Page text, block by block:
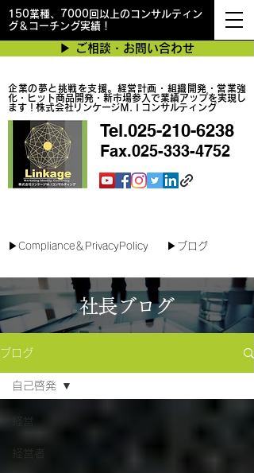
150業種、7000回以上のコンサルティン
グ＆コーチング実績！
企業の夢と挑戦を支援。経営計画・組織開発・営業強
化・ヒット商品開発・新市場参入で業績アップを実現し
ます！株式会社リンケージＭ.Ｉコンサルティング
▶︎ ご相談・お問い合わせ
Tel.025-210-6238
Fax.025-333-4752
▶︎Compliance＆PrivacyPolicy ▶︎ブログ
社長ブログ
ブログ
経営
経営者
自己啓発